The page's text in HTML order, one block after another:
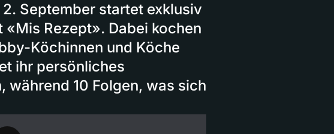
September startet exklusiv
«Mis Rezept». Dabei kochen
Köchinnen und Köche
ihr persönliches
während 10 Folgen, was sich